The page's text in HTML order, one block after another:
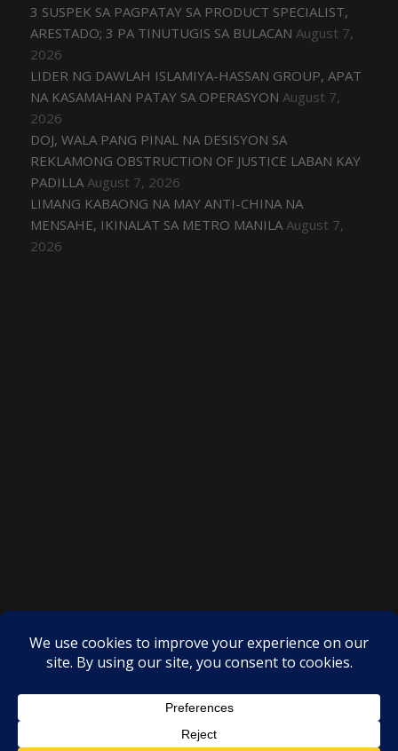
3 SUSPEK SA PAGPATAY SA PRODUCT SPECIALIST,
ARESTADO; 3 PA TINUTUGIS SA BULACAN August 7,
2026
LIDER NG DAWLAH ISLAMIYA-HASSAN GROUP, APAT
NA KASAMAHAN PATAY SA OPERASYON August 7,
2026
DOJ, WALA PANG PINAL NA DESISYON SA
REKLAMONG OBSTRUCTION OF JUSTICE LABAN KAY
PADILLA August 7, 2026
LIMANG KABAONG NA MAY ANTI-CHINA NA
MENSAHE, IKINALAT SA METRO MANILA August 7,
2026